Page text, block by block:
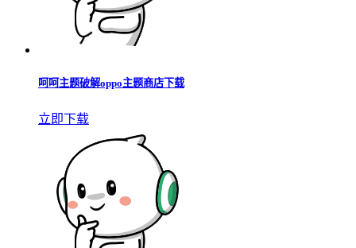
呵呵主题破解oppo主题商店下载
立即下载